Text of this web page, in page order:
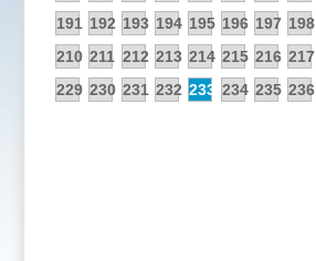
191 192 193 194 195 196 197 198
210 211 212 213 214 215 216 217
229 230 231 232 233 234 235 236